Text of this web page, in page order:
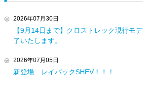
2026年07月30日
【9月14日まで】クロストレック現行モ
了いたします。
2026年07月05日
新登場 レイバックSHEV！！！